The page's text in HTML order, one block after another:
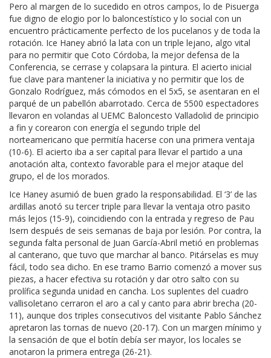
Pero al margen de lo sucedido en otros campos, lo de Pisuerga
fue digno de elogio por lo baloncestístico y lo social con un
encuentro prácticamente perfecto de los pucelanos y de toda la
rotación. Ice Haney abrió la lata con un triple lejano, algo vital
para no permitir que Coto Córdoba, la mejor defensa de la
Conferencia, se cerrase y colapsara la pintura. El acierto inicial
fue clave para mantener la iniciativa y no permitir que los de
Gonzalo Rodríguez, más cómodos en el 5x5, se asentaran en el
parqué de un pabellón abarrotado. Cerca de 5500 espectadores
llevaron en volandas al UEMC Baloncesto Valladolid de principio
a fin y corearon con energía el segundo triple del
norteamericano que permitía hacerse con una primera ventaja
(10-6). El acierto iba a ser capital para llevar el partido a una
anotación alta, contexto favorable para el mejor ataque del
grupo, el de los morados.
Ice Haney asumió de buen grado la responsabilidad. El ‘3’ de las
ardillas anotó su tercer triple para llevar la ventaja otro pasito
más lejos (15-9), coincidiendo con la entrada y regreso de Pau
Isern después de seis semanas de baja por lesión. Por contra, la
segunda falta personal de Juan García-Abril metió en problemas
al canterano, que tuvo que marchar al banco. Pitárselas es muy
fácil, todo sea dicho. En ese tramo Barrio comenzó a mover sus
piezas, a hacer efectiva su rotación y dar otro salto con su
prolífica segunda unidad en cancha. Los suplentes del cuadro
vallisoletano cerraron el aro a cal y canto para abrir brecha (20-
11), aunque dos triples consecutivos del visitante Pablo Sánchez
apretaron las tornas de nuevo (20-17). Con un margen mínimo y
la sensación de que el botín debía ser mayor, los locales se
anotaron la primera entrega (26-21).